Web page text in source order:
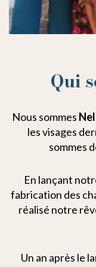
Qui
Nous sommes
les visages
sommes
En lançant
fabrication des
réalisé notre
Un an après le